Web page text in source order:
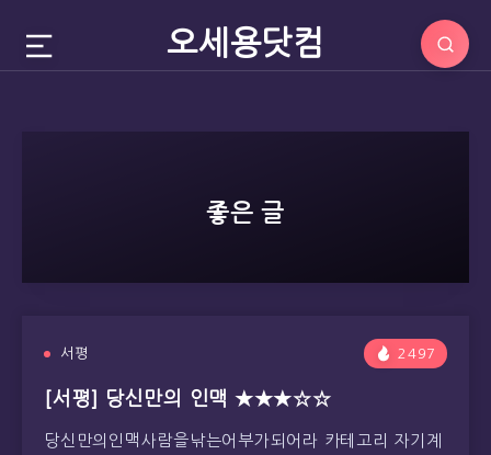
오세용닷컴
좋은 글
서평 2497
[서평] 당신만의 인맥 ★★★☆☆
당신만의인맥사람을낚는어부가되어라 카테고리 자기계